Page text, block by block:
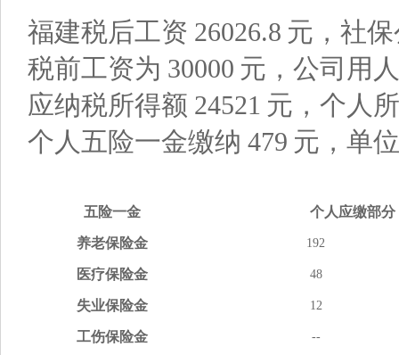
福建税后工资 26026.8 元，社
税前工资为 30000 元，公司用
应纳税所得额 24521 元，个人
个人五险一金缴纳 479 元，单
五险一金 个人应缴部分
养老保险金 192
医疗保险金 48
失业保险金 12
工伤保险金 --